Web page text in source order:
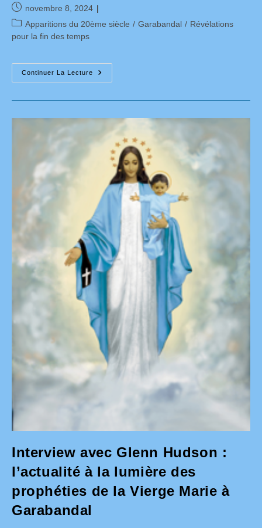
Publication
publiée :
novembre 8, 2024
Post
category:
Apparitions du 20ème siècle / Garabandal / Révélations
pour la fin des temps
Continuer La Lecture
Garabandal
:
Ami
Conchita
Expert
Messages
Marie
Garabandal
Interview avec Glenn Hudson :
l’actualité à la lumière des
prophéties de la Vierge Marie à
Garabandal